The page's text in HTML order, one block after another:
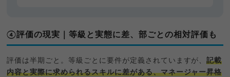
④評価の現実｜等級と実態に差、部ごとの相対評価も
評価は半期ごと。等級ごとに要件が定義されていますが、記載
内容と実際に求められるスキルに差がある、マネージャー昇格